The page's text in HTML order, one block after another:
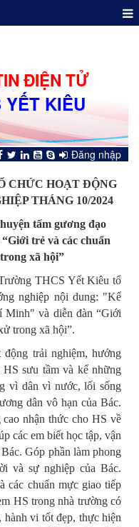
ĐIỆN TỬ
KIÊU
Đăng nhập
CHỨC HOẠT ĐỘNG
THÁNG 10/2024
tấm gương đạo
trẻ và các chuẩn
xã hội”
THCS Yết Kiêu tổ
nghiệp nội dung: "Kể
Minh" và diễn đàn “Giới
trong xã hội”.
trải nghiệm, hướng
sưu tầm và kể những
vì dân vì nước, lối sống
dân vô hạn của Bác.
nhận thức cho HS về
các em biết học tập, vận
Góp phần làm phong
và sự nghiệp của Bác.
các chuẩn mực giao tiếp
HS trong nhà trường có
vi tốt đẹp, thực hiện